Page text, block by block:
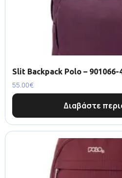
Slit Backpack Polo – 901066-
55.00€
Διαβάστε